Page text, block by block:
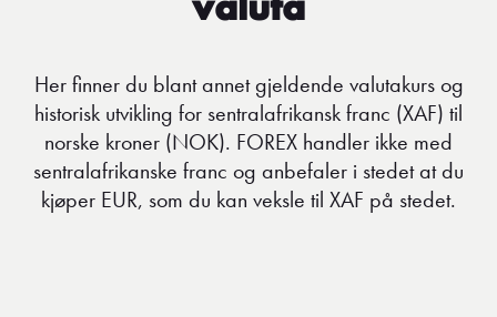
valuta
Her finner du blant annet gjeldende valutakurs og
historisk utvikling for sentralafrikansk franc (XAF) til
norske kroner (NOK). FOREX handler ikke med
sentralafrikanske franc og anbefaler i stedet at du
kjøper EUR, som du kan veksle til XAF på stedet.